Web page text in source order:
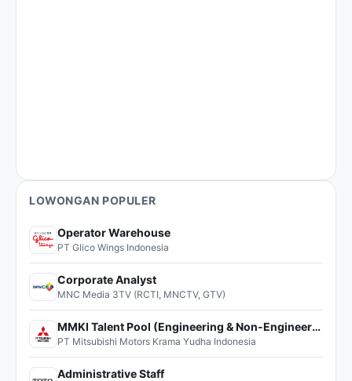
LOWONGAN POPULER
Operator Warehouse
PT Glico Wings Indonesia
Corporate Analyst
MNC Media 3TV (RCTI, MNCTV, GTV)
MMKI Talent Pool (Engineering & Non-Engineering)
PT Mitsubishi Motors Krama Yudha Indonesia
Administrative Staff